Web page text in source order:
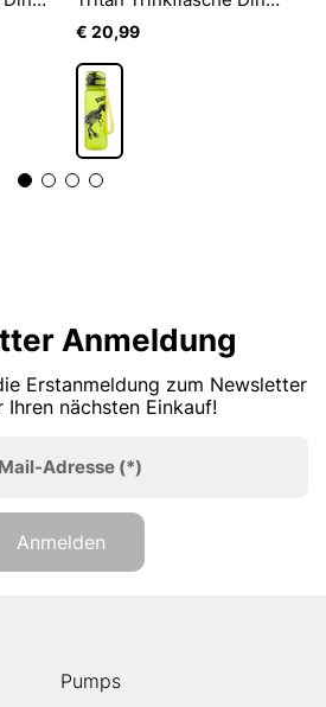
€ 20,99
Anmeldung
Erstanmeldung zum Newsletter
Ihren nächsten Einkauf!
Adresse (*)
Anmelden
Pumps